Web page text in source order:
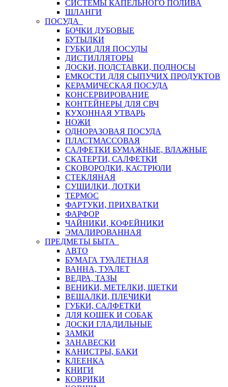
СИСТЕМЫ КАПЕЛЬНОГО ПОЛИВА
ШЛАНГИ
ПОСУДА
БОЧКИ ДУБОВЫЕ
БУТЫЛКИ
ГУБКИ ДЛЯ ПОСУДЫ
ДИСТИЛЛЯТОРЫ
ДОСКИ, ПОДСТАВКИ, ПОДНОСЫ
ЕМКОСТИ ДЛЯ СЫПУЧИХ ПРОДУКТОВ
КЕРАМИЧЕСКАЯ ПОСУДА
КОНСЕРВИРОВАНИЕ
КОНТЕЙНЕРЫ ДЛЯ СВЧ
КУХОННАЯ УТВАРЬ
НОЖИ
ОДНОРАЗОВАЯ ПОСУДА
ПЛАСТМАССОВАЯ
САЛФЕТКИ БУМАЖНЫЕ, ВЛАЖНЫЕ
СКАТЕРТИ, САЛФЕТКИ
СКОВОРОДКИ, КАСТРЮЛИ
СТЕКЛЯНАЯ
СУШИЛКИ, ЛОТКИ
ТЕРМОС
ФАРТУКИ, ПРИХВАТКИ
ФАРФОР
ЧАЙНИКИ, КОФЕЙНИКИ
ЭМАЛИРОВАННАЯ
ПРЕДМЕТЫ БЫТА
АВТО
БУМАГА ТУАЛЕТНАЯ
ВАННА, ТУАЛЕТ
ВЕДРА, ТАЗЫ
ВЕНИКИ, МЕТЕЛКИ, ЩЕТКИ
ВЕШАЛКИ, ПЛЕЧИКИ
ГУБКИ, САЛФЕТКИ
ДЛЯ КОШЕК И СОБАК
ДОСКИ ГЛАДИЛЬНЫЕ
ЗАМКИ
ЗАНАВЕСКИ
КАНИСТРЫ, БАКИ
КЛЕЕНКА
КНИГИ
КОВРИКИ